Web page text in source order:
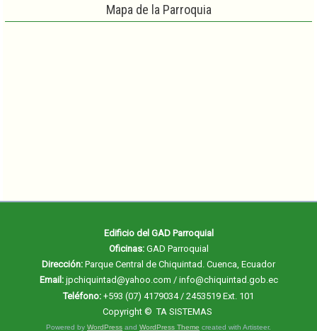
Mapa de la Parroquia
Edificio del GAD Parroquial
Oficinas:GAD Parroquial
Dirección: Parque Central de Chiquintad. Cuenca, Ecuador
Email:jpchiquintad@yahoo.com / info@chiquintad.gob.ec
Teléfono: +593 (07) 4179034 / 2453519 Ext. 101
Copyright © TA SISTEMAS
Powered by WordPress and WordPress Theme created with Artisteer.